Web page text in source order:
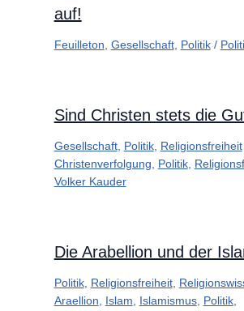
auf!
Feuilleton Gesellschaft, Politik/
Sind Christen stets die
Gesellschaft, Politik, Religionsfreiheit
Christenverfolgung
Politik,
Volker Kauder
Die Arabellion und der
Politik, Religionsfreiheit,
Araellion
Islam Islamismus, Politik,